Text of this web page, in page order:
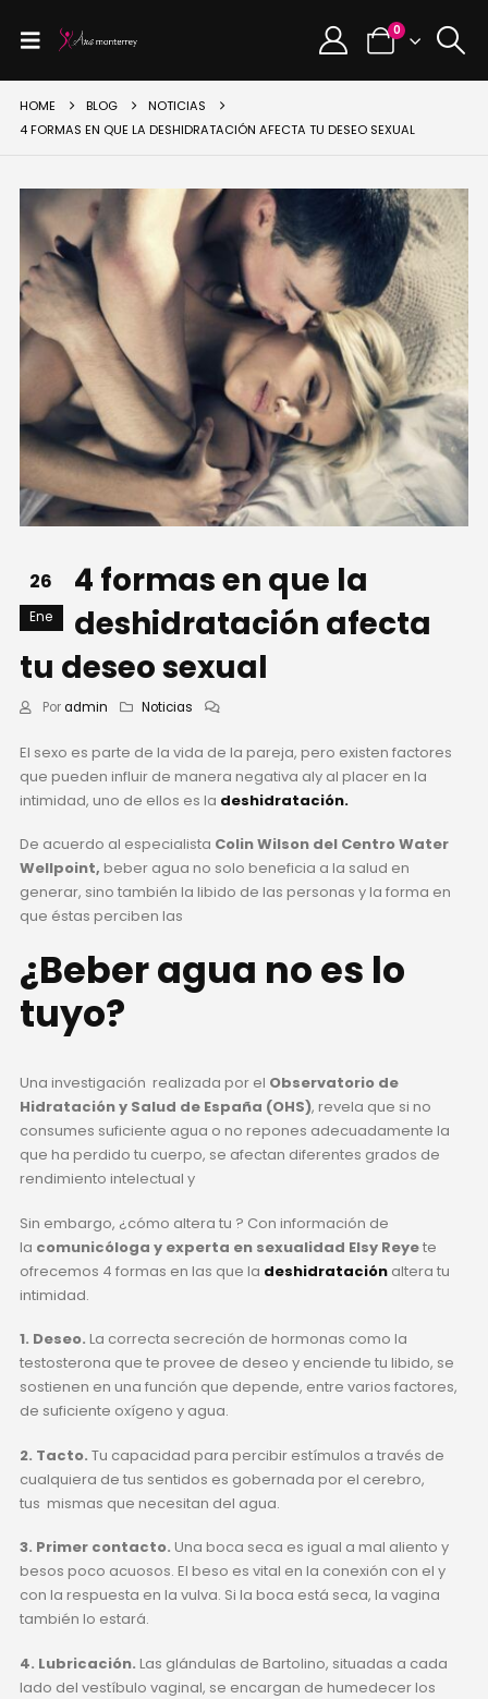
0
HOME BLOG
NOTICIAS
4 FORMAS EN QUE LA DESHIDRATACIÓN AFECTA TU DESEO SEXUAL
26
Ene
4 formas en que la
deshidratación afecta
tu deseo sexual
Por admin Noticias
El sexo es parte de la vida de la pareja, pero existen factores
que pueden influir de manera negativa aly al placer en la
intimidad, uno de ellos es la deshidratación.
De acuerdo al especialista Colin Wilson del Centro Water
Wellpoint, beber agua no solo beneficia a la salud en
generar, sino también la libido de las personas y la forma en
que éstas perciben las
¿Beber agua no es lo
tuyo?
Una investigación realizada por el Observatorio de
Hidratación y Salud de España (OHS), revela que si no
consumes suficiente agua o no repones adecuadamente la
que ha perdido tu cuerpo, se afectan diferentes grados de
rendimiento intelectual y
Sin embargo, ¿cómo altera tu ? Con información de
la comunicóloga y experta en sexualidad Elsy Reyete
ofrecemos 4 formas en las que la deshidratación altera tu
intimidad.
1. Deseo. La correcta secreción de hormonas como la
testosterona que te provee de deseo y enciende tu libido, se
sostienen en una función que depende, entre varios factores,
de suficiente oxígeno y agua.
2. Tacto. Tu capacidad para percibir estímulos a través de
cualquiera de tus sentidos es gobernada por el cerebro,
tus mismas que necesitan del agua.
3. Primer contacto. Una boca seca es igual a mal aliento y
besos poco acuosos. El beso es vital en la conexión con el y
con la respuesta en la vulva. Si la boca está seca, la vagina
también lo estará.
4. Lubricación. Las glándulas de Bartolino, situadas a cada
lado del vestíbulo vaginal, se encargan de humedecer los